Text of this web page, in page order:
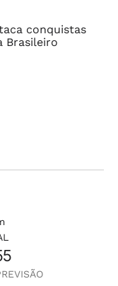
conquistas
Brasileiro